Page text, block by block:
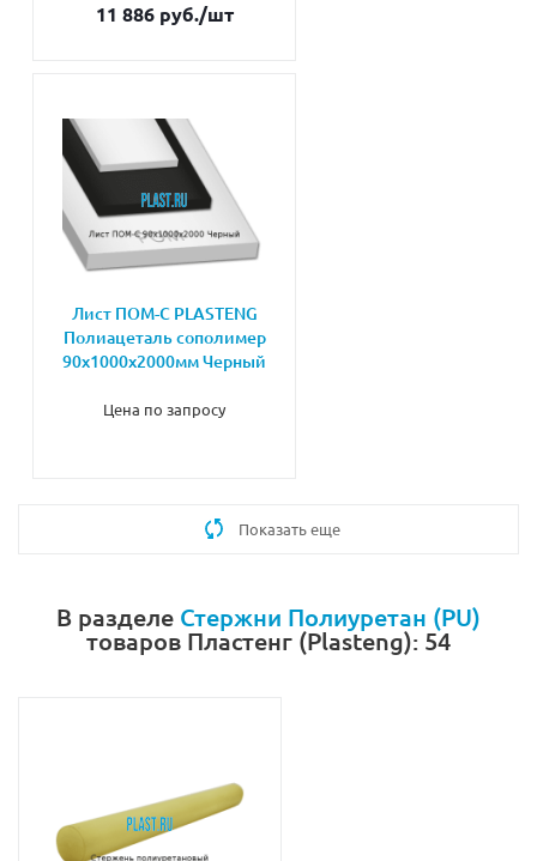
11 886 руб./шт
Лист ПОМ-С PLASTENG
Полиацеталь сополимер
90х1000х2000мм Черный
Цена по запросу
Показать еще
В разделе Стержни Полиуретан (PU)
товаров Пластенг (Plasteng): 54